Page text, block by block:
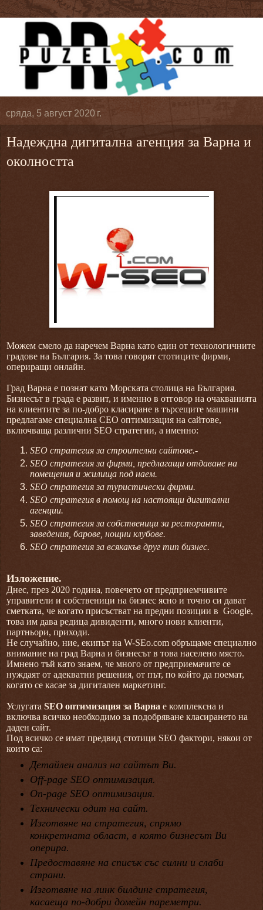
сряда, 5 август 2020 г.
Надеждна дигитална агенция за Варна и
околността
Можем смело да наречем Варна като един от технологичните
градове на България. За това говорят стотиците фирми,
опериращи онлайн.
Град Варна е познат като Морската столица на България.
Бизнесът в града е развит, и именно в отговор на очакванията
на клиентите за по-добро класиране в търсещите машини
предлагаме специална СЕО оптимизация на сайтове,
включваща различни SEO стратегии, а именно:
SEO стратегия за строителни сайтове.-
SEO стратегия за фирми, предлагащи отдаване на
помещения и жилища под наем.
SEO стратегия за туристически фирми.
SEO стратегия в помощ на настоящи дигитални
агенции.
SEO стратегия за собственици за ресторанти,
заведения, барове, нощни клубове.
SEO стратегия за всякакъв друг тип бизнес.
Изложение.
Днес, през 2020 година, повечето от предприемчивите
управители и собственици на бизнес ясно и точно си дават
сметката, че когато присъстват на предни позиции в Google,
това им дава редица дивиденти, много нови клиенти,
партньори, приходи.
Не случайно, ние, екипът на W-SEo.com обръщаме специално
внимание на град Варна и бизнесът в това населено място.
Имнено тъй като знаем, че много от предприемачите се
нуждаят от адекватни решения, от път, по който да поемат,
когато се касае за дигитален маркетинг.
Услугата SEO оптимизация за Варна е комплексна и
включва всичко необходимо за подобряване класирането на
даден сайт.
Под всичко се имат предвид стотици SEO фактори, някои от
които са:
Детайлен анализ на сайтът Ви.
Off-page SEO оптимизация.
On-page SEO оптимизация.
Технически одит на сайт.
Изготвяне на стратегия, спрямо
конкретната област, в която бизнесът Ви
оперира.
Предоставяне на списък със силни и слаби
страни.
Изготвяне на линк билдинг стратегия,
касаеща по-добри домейн пареметри.